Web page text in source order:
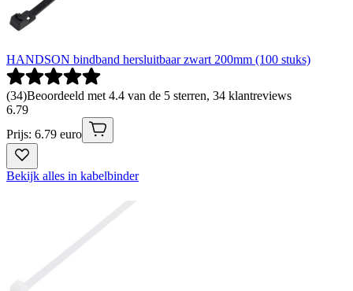
HANDSON bindband hersluitbaar zwart 200mm (100 stuks)
(34)Beoordeeld met 4.4 van de 5 sterren, 34 klantreviews
6.79
Prijs: 6.79 euro
Bekijk alles in kabelbinder